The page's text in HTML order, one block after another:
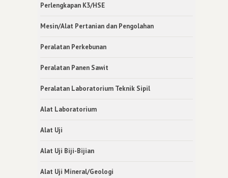
Perlengkapan K3/HSE
Mesin/Alat Pertanian dan Pengolahan
Peralatan Perkebunan
Peralatan Panen Sawit
Peralatan Laboratorium Teknik Sipil
Alat Laboratorium
Alat Uji
Alat Uji Biji-Bijian
Alat Uji Mineral/Geologi